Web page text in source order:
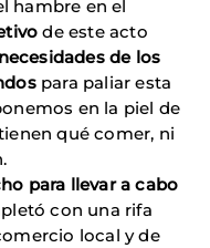
hambre en el
de este acto
de los
para paliar esta
en la piel de
qué comer, ni
para llevar a cabo
con una rifa
local y de